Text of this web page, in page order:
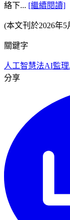
絡下... [繼續閱讀]
(本文刊於2026年
關鍵字
人工智慧法AI監理
分享